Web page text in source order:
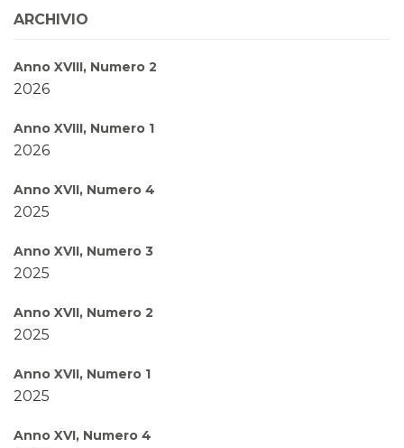
ARCHIVIO
Anno XVIII, Numero 2
2026
Anno XVIII, Numero 1
2026
Anno XVII, Numero 4
2025
Anno XVII, Numero 3
2025
Anno XVII, Numero 2
2025
Anno XVII, Numero 1
2025
Anno XVI, Numero 4